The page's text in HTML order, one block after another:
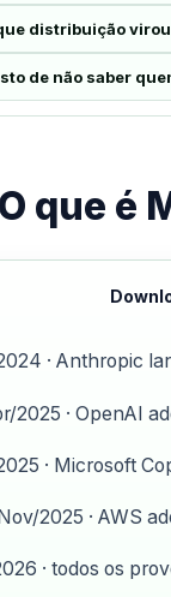
distribuição
de não saber
O que é
· Anthropic
2025 · OpenAI
· Microsoft
2025 · AWS
· todos os